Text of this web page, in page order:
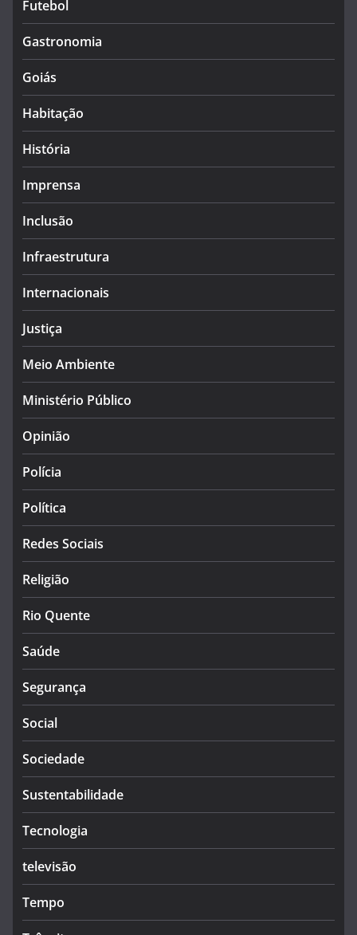
Futebol
Gastronomia
Goiás
Habitação
História
Imprensa
Inclusão
Infraestrutura
Internacionais
Justiça
Meio Ambiente
Ministério Público
Opinião
Polícia
Política
Redes Sociais
Religião
Rio Quente
Saúde
Segurança
Social
Sociedade
Sustentabilidade
Tecnologia
televisão
Tempo